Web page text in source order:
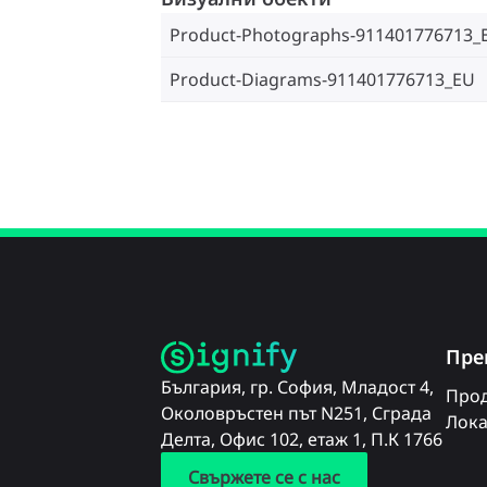
Product-Photographs-
Product-Diagrams-911401776713_EU
България, гр. София, Младост 4,
Околовръстен път N251, Сграда
Делта, Офис 102, етаж 1, П.К 1766
Свържете се с нас